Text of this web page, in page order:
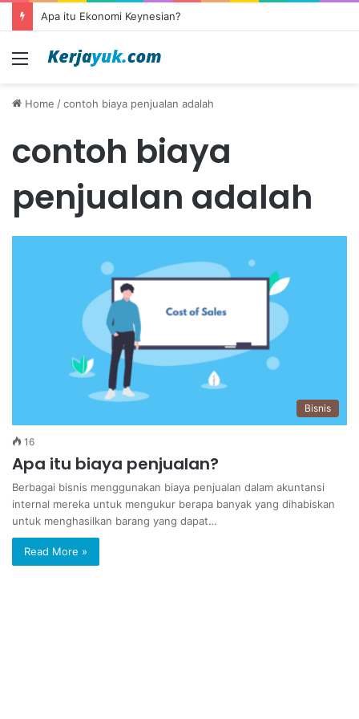
Apa itu Ekonomi Keynesian?
Menu
Home /contoh biaya penjualan adalah
contoh biaya
penjualan adalah
Bisnis
16
Apa itu biaya penjualan?
Berbagai bisnis menggunakan biaya penjualan dalam akuntansi
internal mereka untuk mengukur berapa banyak yang dihabiskan
untuk menghasilkan barang yang dapat…
Read More »